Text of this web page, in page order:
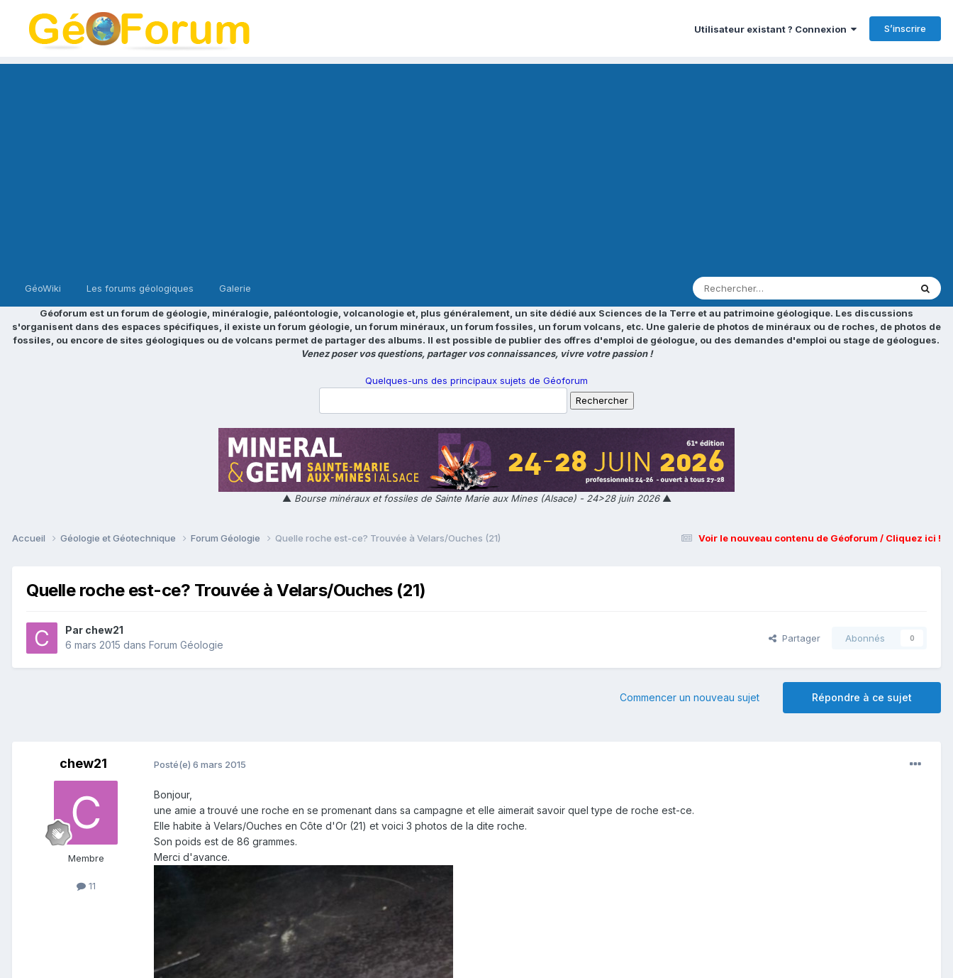
Utilisateur existant ? Connexion S’inscrire
GéoWiki Les forums géologiques Galerie
Géoforum est un forum de géologie, minéralogie, paléontologie, volcanologie et, plus généralement, un site dédié aux Sciences de la Terre et au patrimoine géologique. Les discussions
s'organisent dans des espaces spécifiques, il existe un forum géologie, un forum minéraux, un forum fossiles, un forum volcans, etc. Une galerie de photos de minéraux ou de roches, de photos de
fossiles, ou encore de sites géologiques ou de volcans permet de partager des albums. Il est possible de publier des offres d'emploi de géologue, ou des demandes d'emploi ou stage de géologues.
Venez poser vos questions, partager vos connaissances, vivre votre passion !
Quelques-uns des principaux sujets de Géoforum
▲ Bourse minéraux et fossiles de Sainte Marie aux Mines (Alsace) - 24>28 juin 2026▲
Voir le nouveau contenu de Géoforum / Cliquez ici !
Accueil Géologie et Géotechnique Forum Géologie Quelle roche est-ce? Trouvée à Velars/Ouches (21)
Quelle roche est-ce? Trouvée à Velars/Ouches (21)
Par chew21
6 mars 2015 dans Forum Géologie
Partager Abonnés 0
Répondre à ce sujet
Commencer un nouveau sujet
chew21
Membre
11
Posté(e) 6 mars 2015
Bonjour,
une amie a trouvé une roche en se promenant dans sa campagne et elle aimerait savoir quel type de roche est-ce.
Elle habite à Velars/Ouches en Côte d'Or (21) et voici 3 photos de la dite roche.
Son poids est de 86 grammes.
Merci d'avance.